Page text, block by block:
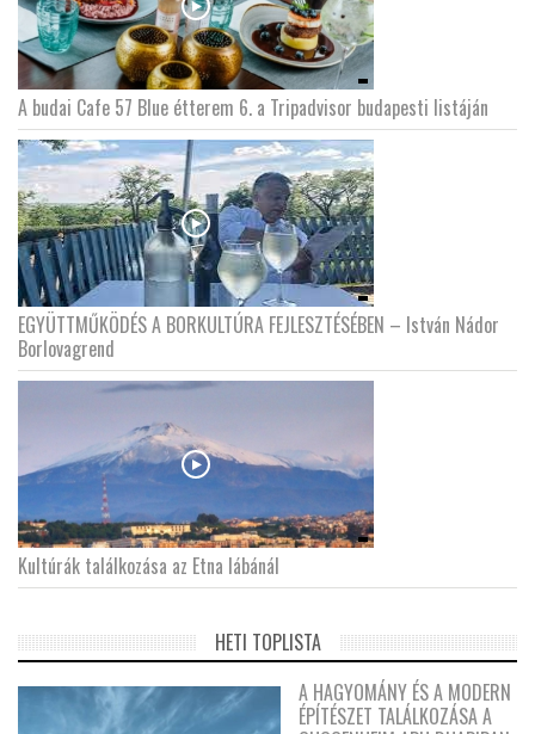
A budai Cafe 57 Blue étterem 6. a Tripadvisor budapesti listáján
EGYÜTTMŰKÖDÉS A BORKULTÚRA FEJLESZTÉSÉBEN – István Nádor
Borlovagrend
Kultúrák találkozása az Etna lábánál
HETI TOPLISTA
A HAGYOMÁNY ÉS A MODERN
ÉPÍTÉSZET TALÁLKOZÁSA A